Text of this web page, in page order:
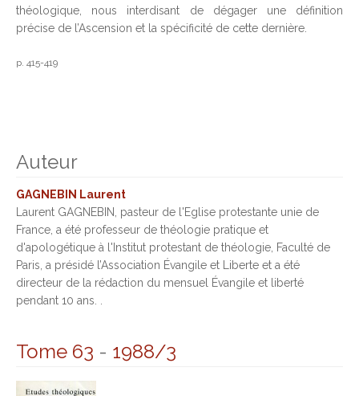
théologique, nous interdisant de dégager une définition
précise de l’Ascension et la spécificité de cette dernière.
p. 415-419
Auteur
GAGNEBIN Laurent
Laurent GAGNEBIN, pasteur de l'Eglise protestante unie de
France, a été professeur de théologie pratique et
d'apologétique à l'Institut protestant de théologie, Faculté de
Paris, a présidé l’Association Évangile et Liberte et a été
directeur de la rédaction du mensuel Évangile et liberté
pendant 10 ans. .
Tome 63 - 1988/3